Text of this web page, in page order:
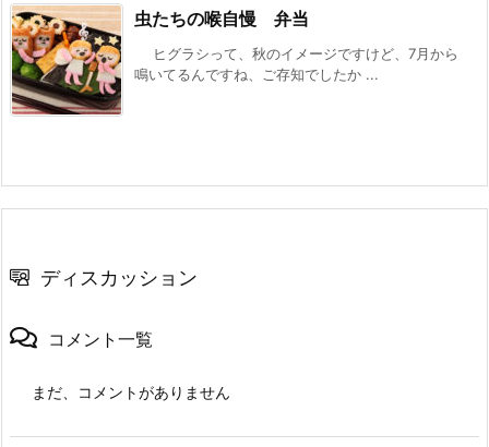
虫たちの喉自慢 弁当
ヒグラシって、秋のイメージですけど、7月から
鳴いてるんですね、ご存知でしたか ...
ディスカッション
コメント一覧
まだ、コメントがありません